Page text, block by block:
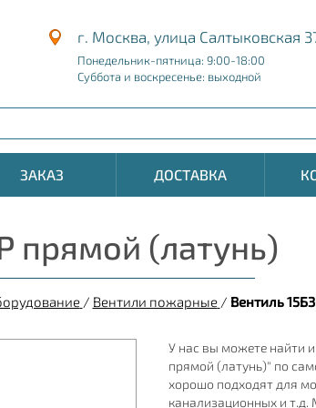
г. Москва, улица Салтыковская
Понедельник-пятница: 9:00-18:00
Суббота и воскресенье: выходной
ЗАКАЗ ДОСТАВКА
прямой (латунь)
/ Вентили пожарные / Вентиль
У нас вы можете найти и
прямой (латунь)" по
хорошо подходят для
канализационных и